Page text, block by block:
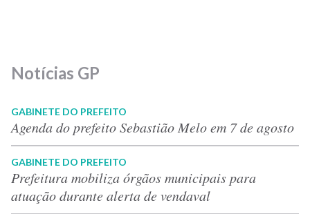
Notícias GP
GABINETE DO PREFEITO
Agenda do prefeito Sebastião Melo em 7 de agosto
GABINETE DO PREFEITO
Prefeitura mobiliza órgãos municipais para
atuação durante alerta de vendaval